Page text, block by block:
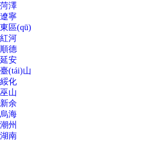
菏澤
遼寧
東區(qū)
紅河
順德
延安
臺(tái)山
綏化
巫山
新余
烏海
潮州
湖南